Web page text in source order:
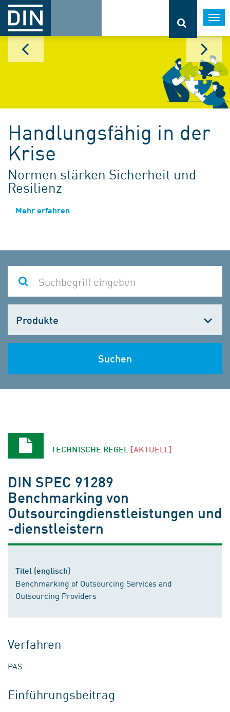
Handlungsfähig in der
Krise
Normen stärken Sicherheit und
Resilienz
Mehr erfahren
wählen
Suchen
TECHNISCHE REGEL [AKTUELL]
DIN SPEC 91289
Benchmarking von
Outsourcingdienstleistungen und
-dienstleistern
Titel (englisch)
Benchmarking of Outsourcing Services and
Outsourcing Providers
Verfahren
PAS
Einführungsbeitrag